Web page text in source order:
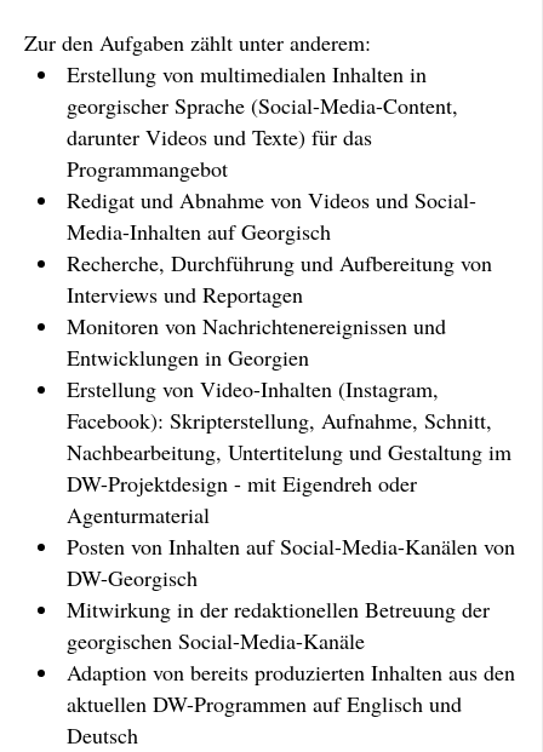
Zur den Aufgaben zählt unter anderem:
Erstellung von multimedialen Inhalten in
georgischer Sprache (Social-Media-Content,
darunter Videos und Texte) für das
Programmangebot
Redigat und Abnahme von Videos und Social-
Media-Inhalten auf Georgisch
Recherche, Durchführung und Aufbereitung von
Interviews und Reportagen
Monitoren von Nachrichtenereignissen und
Entwicklungen in Georgien
Erstellung von Video-Inhalten (Instagram,
Facebook): Skripterstellung, Aufnahme, Schnitt,
Nachbearbeitung, Untertitelung und Gestaltung im
DW-Projektdesign - mit Eigendreh oder
Agenturmaterial
Posten von Inhalten auf Social-Media-Kanälen von
DW-Georgisch
Mitwirkung in der redaktionellen Betreuung der
georgischen Social-Media-Kanäle
Adaption von bereits produzierten Inhalten aus den
aktuellen DW-Programmen auf Englisch und
Deutsch